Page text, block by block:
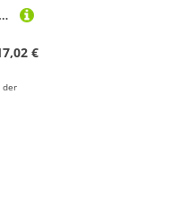
Wasserabweisender Fitnessbegleiter mit speziellem Schuhfach, verstellbarer Riemen für bequemes Training, Reisen, atmungsaktiver Turnbeutel für Damen und Herren, violett, Mass Beauty
€
der